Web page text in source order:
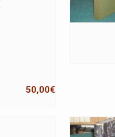
50,00€